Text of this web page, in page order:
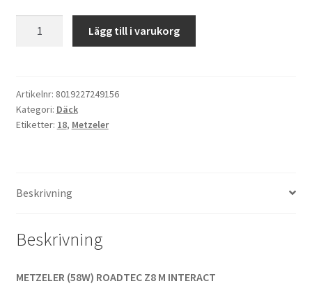
110/80
ZR
18
mängd
Lägg till i varukorg
Artikelnr: 8019227249156
Kategori: Däck
Etiketter: 18, Metzeler
Beskrivning
Beskrivning
METZELER (58W) ROADTEC Z8 M INTERACT